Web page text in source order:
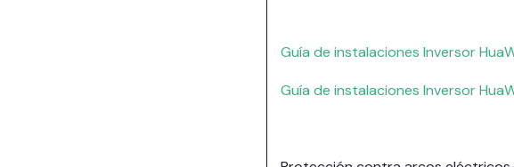
Guía de instalaciones Inversor
Guía de instalaciones Inversor